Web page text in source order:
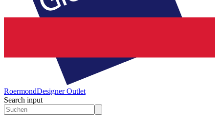
RoermondDesigner Outlet
Search input